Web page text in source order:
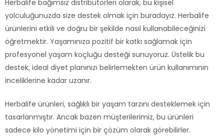
Herbalife bağımsız distribütörleri olarak, bu kişisel
yolculuğunuzda size destek olmak için buradayız. Herbalife
ürünlerini etkili ve doğru bir şekilde nasıl kullanabileceğinizi
öğretmektir. Yaşamınıza pozitif bir katkı sağlamak için
profesyonel yaşam koçluğu desteği sunuyoruz. Üstelik bu
destek, ideal diyet planınızı belirlemekten ürün kullanımının
inceliklerine kadar uzanır.
Herbalife ürünleri, sağlıklı bir yaşam tarzını desteklemek için
tasarlanmıştır. Ancak bazen müşterilerimiz, bu ürünleri
sadece kilo yönetimi için bir çözüm olarak görebilirler.